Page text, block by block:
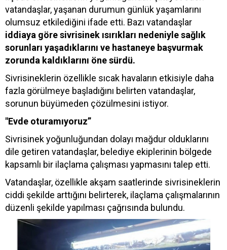
vatandaşlar, yaşanan durumun günlük yaşamlarını
olumsuz etkilediğini ifade etti. Bazı vatandaşlar
iddiaya göre sivrisinek ısırıkları nedeniyle sağlık
sorunları yaşadıklarını ve hastaneye başvurmak
zorunda kaldıklarını öne sürdü.
Sivrisineklerin özellikle sıcak havaların etkisiyle daha
fazla görülmeye başladığını belirten vatandaşlar,
sorunun büyümeden çözülmesini istiyor.
"Evde oturamıyoruz”
Sivrisinek yoğunluğundan dolayı mağdur olduklarını
dile getiren vatandaşlar, belediye ekiplerinin bölgede
kapsamlı bir ilaçlama çalışması yapmasını talep etti.
Vatandaşlar, özellikle akşam saatlerinde sivrisineklerin
ciddi şekilde arttığını belirterek, ilaçlama çalışmalarının
düzenli şekilde yapılması çağrısında bulundu.